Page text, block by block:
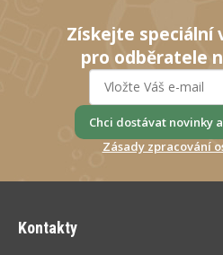
Získejte speciální
pro odběratele
Chci dostávat novinky
Zásady zpracování
Kontakty